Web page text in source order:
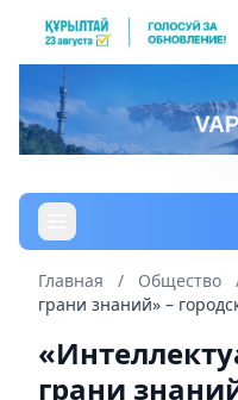
Главная / Общество
грани знаний» –
грани